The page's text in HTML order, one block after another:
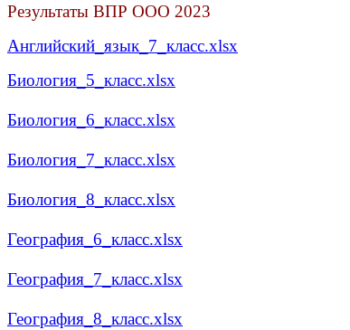
Результаты ВПР ООО 2023
Английский_язык_7_класс.xlsx
Биология_5_класс.xlsx
Биология_6_класс.xlsx
Биология_7_класс.xlsx
Биология_8_класс.xlsx
География_6_класс.xlsx
География_7_класс.xlsx
География_8_класс.xlsx